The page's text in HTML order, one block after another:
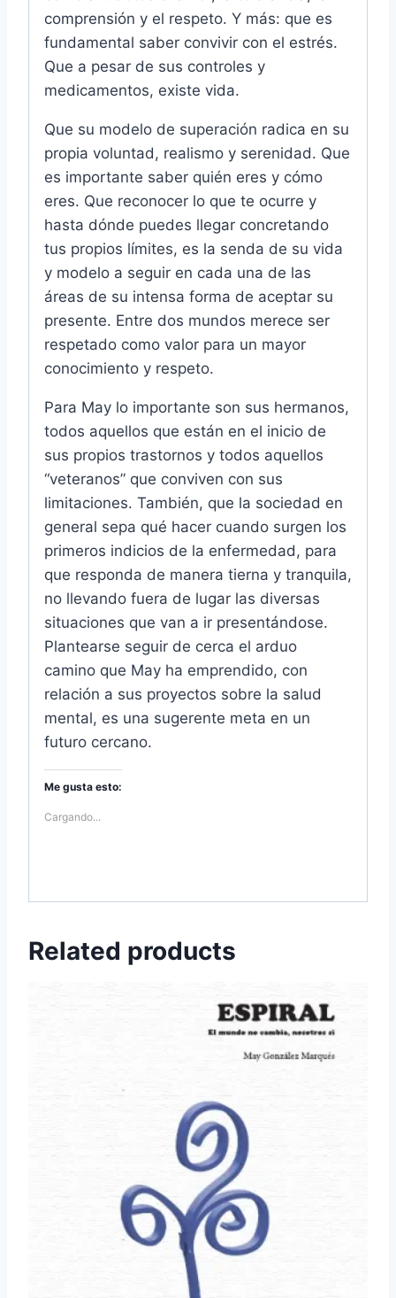
comprensión y el respeto. Y más: que es
fundamental saber convivir con el estrés.
Que a pesar de sus controles y
medicamentos, existe vida.
Que su modelo de superación radica en su
propia voluntad, realismo y serenidad. Que
es importante saber quién eres y cómo
eres. Que reconocer lo que te ocurre y
hasta dónde puedes llegar concretando
tus propios límites, es la senda de su vida
y modelo a seguir en cada una de las
áreas de su intensa forma de aceptar su
presente. Entre dos mundos merece ser
respetado como valor para un mayor
conocimiento y respeto.
Para May lo importante son sus hermanos,
todos aquellos que están en el inicio de
sus propios trastornos y todos aquellos
“veteranos” que conviven con sus
limitaciones. También, que la sociedad en
general sepa qué hacer cuando surgen los
primeros indicios de la enfermedad, para
que responda de manera tierna y tranquila,
no llevando fuera de lugar las diversas
situaciones que van a ir presentándose.
Plantearse seguir de cerca el arduo
camino que May ha emprendido, con
relación a sus proyectos sobre la salud
mental, es una sugerente meta en un
futuro cercano.
Me gusta esto:
Cargando...
Related products